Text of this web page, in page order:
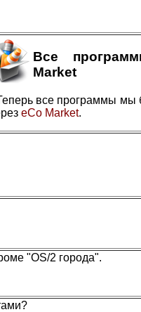
Все
Market
все программы мы
eCo Market.
"OS/2 города".